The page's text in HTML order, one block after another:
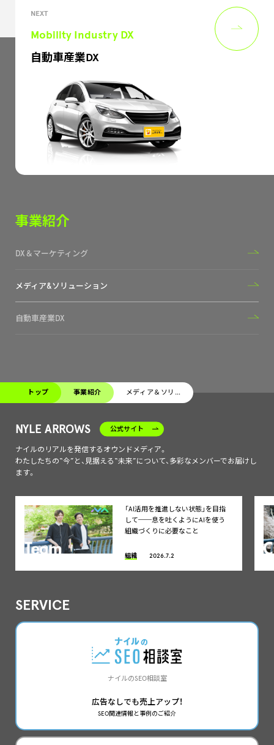
NEXT
Mobility Industry DX
自動車産業DX
事業紹介
DX＆マーケティング
メディア&ソリューション
自動車産業DX
トップ 事業紹介 メディア＆ソリューション
NYLE ARROWS 公式サイト
ナイルのリアルを発信するオウンドメディア。
わたしたちの“今”と、見据える“未来”について、多彩なメンバーでお届けし
ます。
「AI活用を推進しない状態」を目指
して──息を吐くようにAIを使う
組織づくりに必要なこと
組織 2026.7.2
SERVICE
ナイルのSEO相談室
広告なしでも売上アップ！
SEO関連情報と事例のご紹介